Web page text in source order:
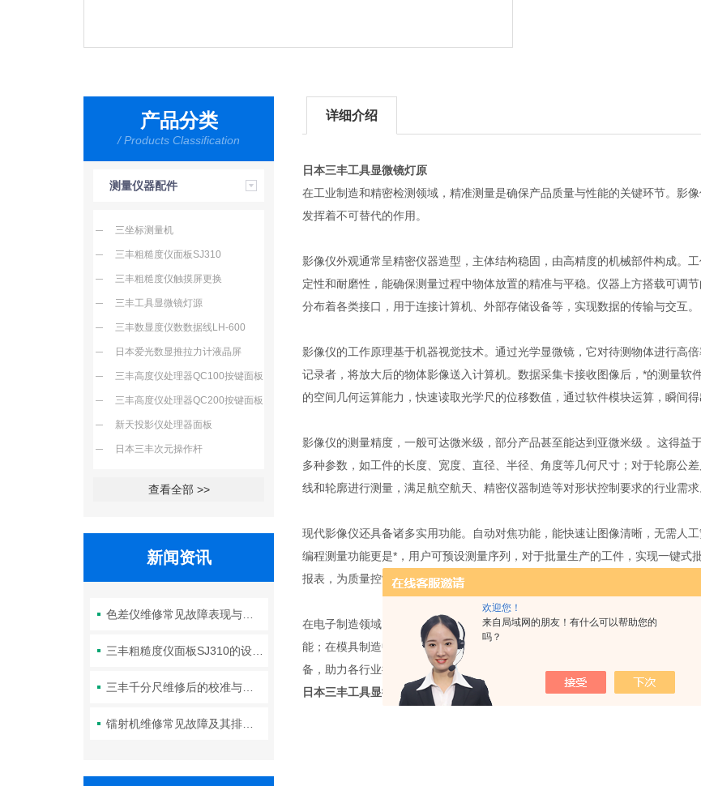
欢迎您！
来自局域网的朋友！有什么可以帮助您的
吗？
产品分类
/ Products Classification
测量仪器配件
三坐标测量机
三丰粗糙度仪面板SJ310
三丰粗糙度仪触摸屏更换
三丰工具显微镜灯源
三丰数显度仪数数据线LH-600
日本爱光数显推拉力计液晶屏
三丰高度仪处理器QC100按键面板
三丰高度仪处理器QC200按键面板
新天投影仪处理器面板
日本三丰次元操作杆
查看全部 >>
新闻资讯
色差仪维修常见故障表现与初步判断
三丰粗糙度仪面板SJ310的设计特性与维护使用规范
三丰千分尺维修后的校准与验证
镭射机维修常见故障及其排查方法
详细介绍
日本三丰工具显微镜灯原
在工业制造和精密检测领域，精准测量是确保产品质量与性能的关键环节。影
发挥着不可替代的作用。
影像仪外观通常呈精密仪器造型，主体结构稳固，由高精度的机械部件构成。
定性和耐磨性，能确保测量过程中物体放置的精准与平稳。仪器上方搭载可调
分布着各类接口，用于连接计算机、外部存储设备等，实现数据的传输与交互。
影像仪的工作原理基于机器视觉技术。通过光学显微镜，它对待测物体进行高
记录者，将放大后的物体影像送入计算机。数据采集卡接收图像后，*的测量
的空间几何运算能力，快速读取光学尺的位移数值，通过软件模块运算，瞬间得
影像仪的测量精度，一般可达微米级，部分产品甚至能达到亚微米级 。这得
多种参数，如工件的长度、宽度、直径、半径、角度等几何尺寸；对于轮廓公
线和轮廓进行测量，满足航空航天、精密仪器制造等对形状控制要求的行业需求
现代影像仪还具备诸多实用功能。自动对焦功能，能快速让图像清晰，无需人
编程测量功能更是*，用户可预设测量序列，对于批量生产的工件，实现一键
报表，为质量控制提供有力依据。
在电子制造领域，影像仪用于检测电子元器件的尺寸、形状，确保其符合生产
能；在模具制造中，能对模具的复杂轮廓进行精确测量，保证模具的质量。影
备，助力各行业提升产品质量与生产效率。
日本三丰工具显微镜灯原